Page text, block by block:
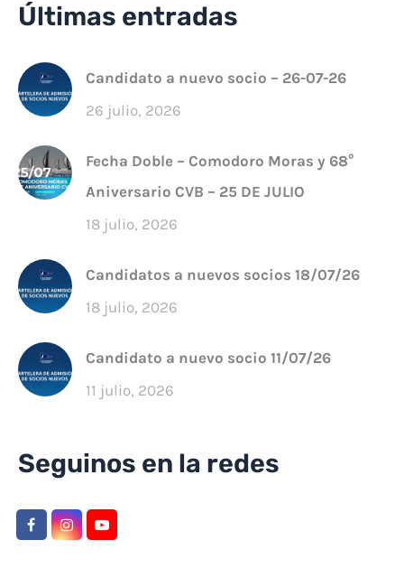
Últimas entradas
Candidato a nuevo socio – 26-07-26
26 julio, 2026
Fecha Doble – Comodoro Moras y 68°
Aniversario CVB – 25 DE JULIO
18 julio, 2026
Candidatos a nuevos socios 18/07/26
18 julio, 2026
Candidato a nuevo socio 11/07/26
11 julio, 2026
Seguinos en la redes